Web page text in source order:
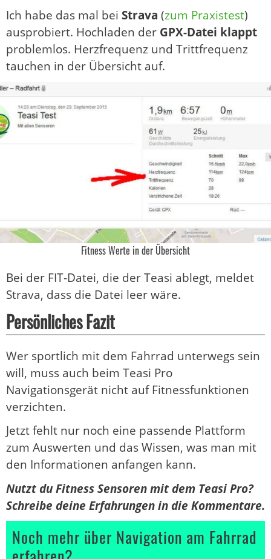
Ich habe das mal bei Strava (zum Praxistest)
ausprobiert. Hochladen der GPX-Datei klappt
problemlos. Herzfrequenz und Trittfrequenz
tauchen in der Übersicht auf.
Fitness Werte in der Übersicht
Bei der FIT-Datei, die der Teasi ablegt, meldet
Strava, dass die Datei leer wäre.
Persönliches Fazit
Wer sportlich mit dem Fahrrad unterwegs sein
will, muss auch beim Teasi Pro
Navigationsgerät nicht auf Fitnessfunktionen
verzichten.
Jetzt fehlt nur noch eine passende Plattform
zum Auswerten und das Wissen, was man mit
den Informationen anfangen kann.
Nutzt du Fitness Sensoren mit dem Teasi Pro?
Schreibe deine Erfahrungen in die Kommentare.
Noch mehr über Navigation am Fahrrad